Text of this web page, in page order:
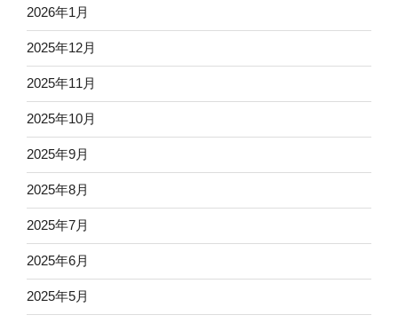
2026年1月
2025年12月
2025年11月
2025年10月
2025年9月
2025年8月
2025年7月
2025年6月
2025年5月